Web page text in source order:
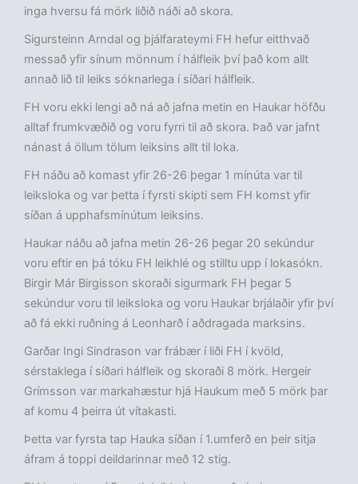
inga hversu fá mörk liðið náði að skora.
Sigursteinn Arndal og þjálfarateymi FH hefur eitthvað
messað yfir sínum mönnum í hálfleik því það kom allt
annað lið til leiks sóknarlega í síðari hálfleik.
FH voru ekki lengi að ná að jafna metin en Haukar höfðu
alltaf frumkvæðið og voru fyrri til að skora. Það var jafnt
nánast á öllum tölum leiksins allt til loka.
FH náðu að komast yfir 26-26 þegar 1 mínúta var til
leiksloka og var þetta í fyrsti skipti sem FH komst yfir
síðan á upphafsmínútum leiksins.
Haukar náðu að jafna metin 26-26 þegar 20 sekúndur
voru eftir en þá tóku FH leikhlé og stilltu upp í lokasókn.
Birgir Már Birgisson skoraði sigurmark FH þegar 5
sekúndur voru til leiksloka og voru Haukar brjálaðir yfir því
að fá ekki ruðning á Leonharð í aðdragada marksins.
Garðar Ingi Sindrason var frábær í liði FH í kvöld,
sérstaklega í síðari hálfleik og skoraði 8 mörk. Hergeir
Grímsson var markahæstur hjá Haukum með 5 mörk þar
af komu 4 þeirra út vítakasti.
Þetta var fyrsta tap Hauka síðan í 1.umferð en þeir sitja
áfram á toppi deildarinnar með 12 stig.